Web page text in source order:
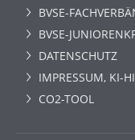
BVSE-
BVSE-
DATENSCHUTZ
IMPRESSUM, KI-
CO2-TOOL